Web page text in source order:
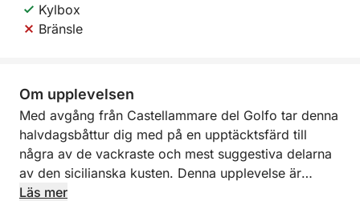
Kylbox
Bränsle
Om upplevelsen
Med avgång från Castellammare del Golfo tar denna
halvdagsbåttur dig med på en upptäcktsfärd till
några av de vackraste och mest suggestiva delarna
av den sicilianska kusten. Denna upplevelse är
utformad för dig som vill uppleva havet genom
Läs mer